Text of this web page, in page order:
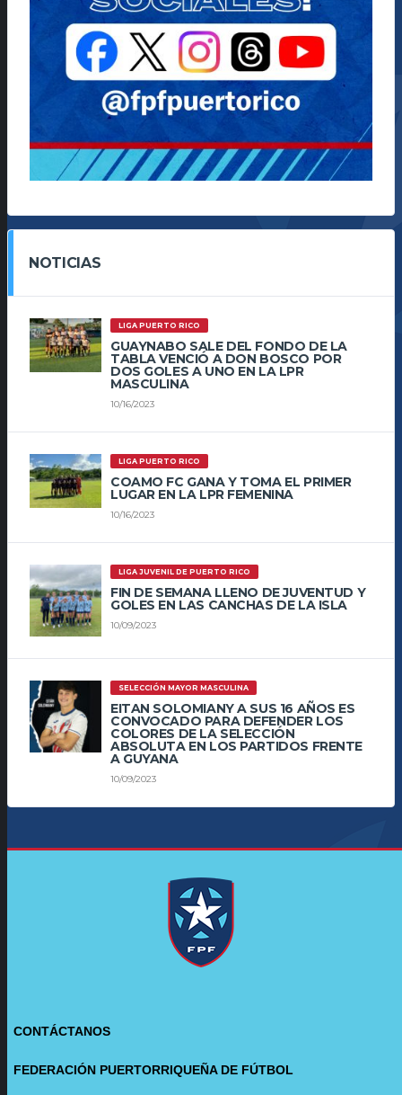
NOTICIAS
LIGA PUERTO RICO
GUAYNABO SALE DEL FONDO DE LA
TABLA VENCIÓ A DON BOSCO POR
DOS GOLES A UNO EN LA LPR
MASCULINA
10/16/2023
LIGA PUERTO RICO
COAMO FC GANA Y TOMA EL PRIMER
LUGAR EN LA LPR FEMENINA
10/16/2023
LIGA JUVENIL DE PUERTO RICO
FIN DE SEMANA LLENO DE JUVENTUD Y
GOLES EN LAS CANCHAS DE LA ISLA
10/09/2023
SELECCIÓN MAYOR MASCULINA
EITAN SOLOMIANY A SUS 16 AÑOS ES
CONVOCADO PARA DEFENDER LOS
COLORES DE LA SELECCIÓN
ABSOLUTA EN LOS PARTIDOS FRENTE
A GUYANA
10/09/2023
CONTÁCTANOS
FEDERACIÓN PUERTORRIQUEÑA DE FÚTBOL